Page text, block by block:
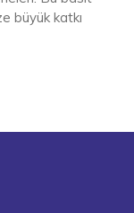
büyük katkı